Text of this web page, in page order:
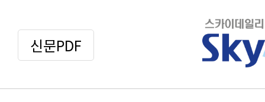
신문PDF